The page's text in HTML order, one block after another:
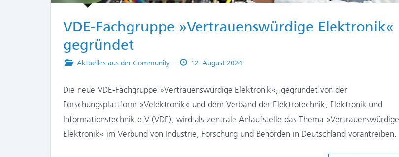
VDE-Fachgruppe »Vertrauenswürdige Elektronik«
gegründet
Posted
Aktuelles aus der Community
Published
12. August 2024
Die neue VDE-Fachgruppe »Vertrauenswürdige Elektronik«, gegründet von der
Forschungsplattform »Velektronik« und dem Verband der Elektrotechnik, Elektronik und
Informationstechnik e.V (VDE), wird als zentrale Anlaufstelle das Thema »Vertrauenswürdige
Elektronik« im Verbund von Industrie, Forschung und Behörden in Deutschland vorantreiben.